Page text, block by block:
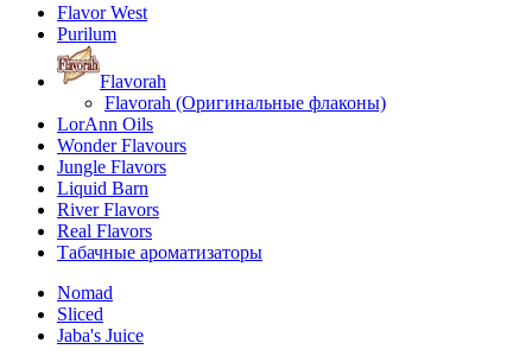
Flavor West
Purilum
Flavorah
Flavorah (Оригинальные флаконы)
LorAnn Oils
Wonder Flavours
Jungle Flavors
Liquid Barn
River Flavors
Real Flavors
Табачные ароматизаторы
Nomad
Sliced
Jaba's Juice